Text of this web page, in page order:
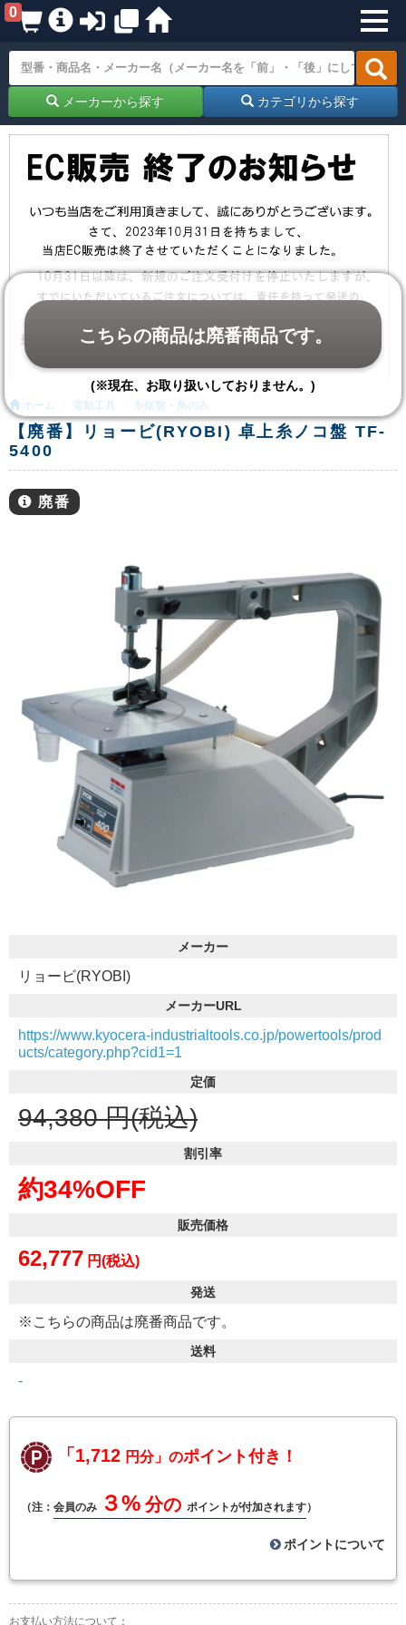
0
メーカーから探す カテゴリから探す
ホーム 電動工具 糸鋸盤・角のみ
【廃番】リョービ(RYOBI) 卓上糸ノコ盤 TF-
5400
廃番
メーカー
リョービ(RYOBI)
メーカーURL
https://www.kyocera-industrialtools.co.jp/powertools/prod
ucts/category.php?cid1=1
定価
94,380 円(税込)
割引率
約34%OFF
販売価格
62,777 円(税込)
発送
※こちらの商品は廃番商品です。
送料
-
「1,712 円分」のポイント付き！
（注： 会員のみ ３% 分の ポイントが付加されます）
ポイントについて
お支払い方法について：
こちらの商品は廃番商品です。
(※現在、お取り扱いしておりません。)